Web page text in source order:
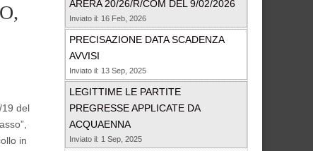
19 del
in
ARERA 20/26/R/COM DEL 9/02/2026
Inviato il: 16 Feb, 2026
PRECISAZIONE DATA SCADENZA
AVVISI
Inviato il: 13 Sep, 2025
LEGITTIME LE PARTITE
PREGRESSE APPLICATE DA
ACQUAENNA
Inviato il: 1 Sep, 2025